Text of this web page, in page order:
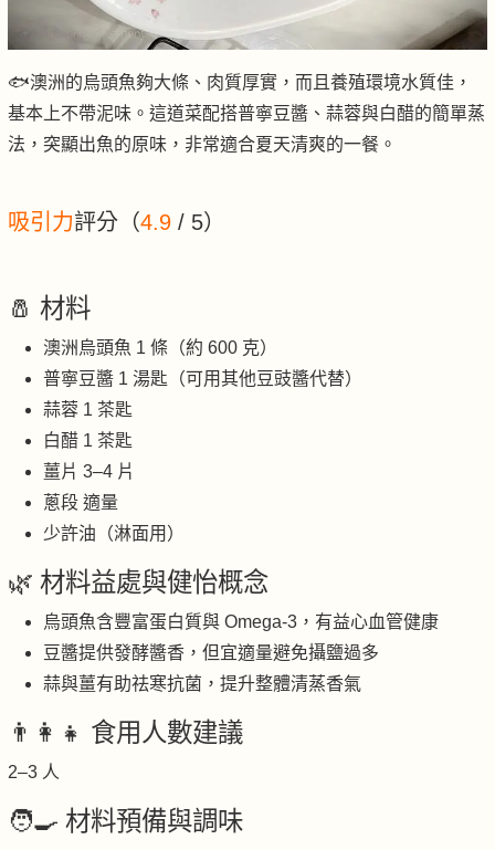
🐟澳洲的烏頭魚夠大條、肉質厚實，而且養殖環境水質佳，
基本上不帶泥味。這道菜配搭普寧豆醬、蒜蓉與白醋的簡單蒸
法，突顯出魚的原味，非常適合夏天清爽的一餐。
吸引力評分（4.9 / 5）
🧂 材料
澳洲烏頭魚 1 條（約 600 克）
普寧豆醬 1 湯匙（可用其他豆豉醬代替）
蒜蓉 1 茶匙
白醋 1 茶匙
薑片 3–4 片
蔥段 適量
少許油（淋面用）
🌿 材料益處與健怡概念
烏頭魚含豐富蛋白質與 Omega-3，有益心血管健康
豆醬提供發酵醬香，但宜適量避免攝鹽過多
蒜與薑有助祛寒抗菌，提升整體清蒸香氣
👨‍👩‍👧 食用人數建議
2–3 人
🧑‍🍳 材料預備與調味